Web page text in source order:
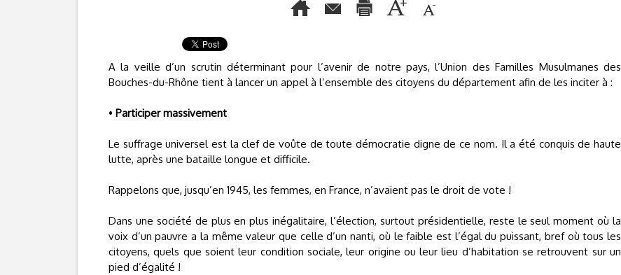
A la veille d’un scrutin déterminant pour l’avenir de notre pays, l’Union des Familles Musulmanes des
Bouches-du-Rhône tient à lancer un appel à l’ensemble des citoyens du département afin de les inciter à :
• Participer massivement
Le suffrage universel est la clef de voûte de toute démocratie digne de ce nom. Il a été conquis de haute
lutte, après une bataille longue et difficile.
Rappelons que, jusqu’en 1945, les femmes, en France, n’avaient pas le droit de vote !
Dans une société de plus en plus inégalitaire, l’élection, surtout présidentielle, reste le seul moment où la
voix d’un pauvre a la même valeur que celle d’un nanti, où le faible est l’égal du puissant, bref où tous les
citoyens, quels que soient leur condition sociale, leur origine ou leur lieu d’habitation se retrouvent sur un
pied d’égalité !